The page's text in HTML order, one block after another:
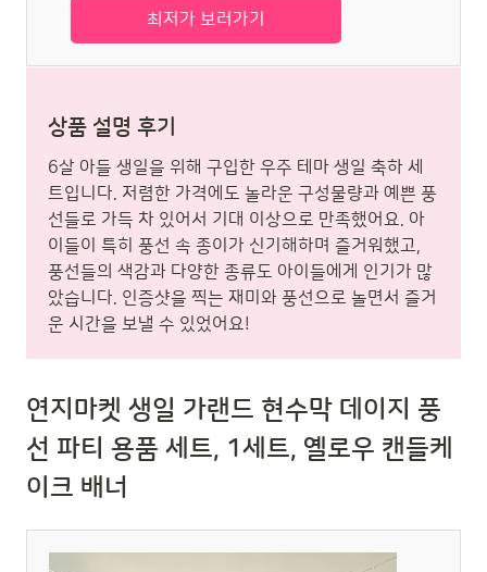
최저가 보러가기
상품 설명 후기
6살 아들 생일을 위해 구입한 우주 테마 생일 축하 세
트입니다. 저렴한 가격에도 놀라운 구성물량과 예쁜 풍
선들로 가득 차 있어서 기대 이상으로 만족했어요. 아
이들이 특히 풍선 속 종이가 신기해하며 즐거워했고,
풍선들의 색감과 다양한 종류도 아이들에게 인기가 많
았습니다. 인증샷을 찍는 재미와 풍선으로 놀면서 즐거
운 시간을 보낼 수 있었어요!
연지마켓 생일 가랜드 현수막 데이지 풍
선 파티 용품 세트, 1세트, 옐로우 캔들케
이크 배너